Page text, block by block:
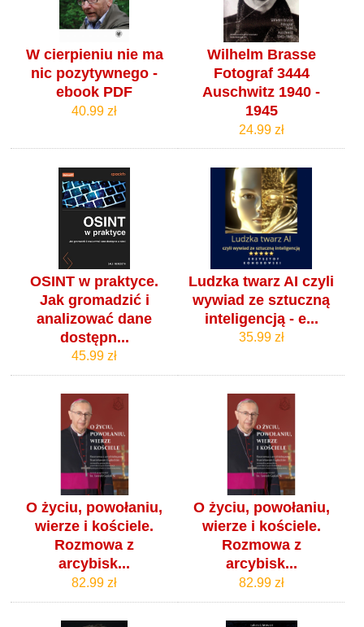
W cierpieniu nie ma
nic pozytywnego -
ebook PDF
40.99 zł
Wilhelm Brasse
Fotograf 3444
Auschwitz 1940 -
1945
24.99 zł
OSINT w praktyce.
Jak gromadzić i
analizować dane
dostępn...
45.99 zł
Ludzka twarz AI czyli
wywiad ze sztuczną
inteligencją - e...
35.99 zł
O życiu, powołaniu,
wierze i kościele.
Rozmowa z
arcybisk...
82.99 zł
O życiu, powołaniu,
wierze i kościele.
Rozmowa z
arcybisk...
82.99 zł